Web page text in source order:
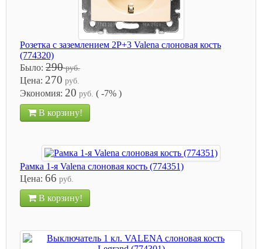
Розетка с заземлением 2P+3 Valena слоновая кость
(774320)
Было: 290 руб.
Цена: 270 руб.
Экономия: 20 руб. ( -7% )
В корзину!
Рамка 1-я Valena слоновая кость (774351)
Цена: 66 руб.
В корзину!